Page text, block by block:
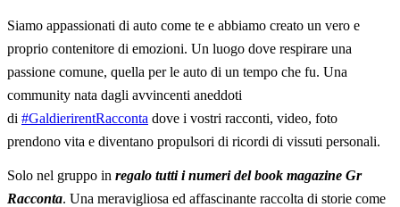
Siamo appassionati di auto come te e abbiamo creato un vero e
proprio contenitore di emozioni. Un luogo dove respirare una
passione comune, quella per le auto di un tempo che fu. Una
community nata dagli avvincenti aneddoti
di #GaldierirentRacconta dove i vostri racconti, video, foto
prendono vita e diventano propulsori di ricordi di vissuti personali.
Solo nel gruppo in regalo tutti i numeri del book magazine Gr
Racconta. Una meravigliosa ed affascinante raccolta di storie come